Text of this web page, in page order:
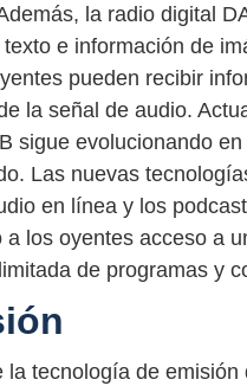
la radio digital
e información de
pueden recibir
la señal de audio.
sigue evolucionando
Las nuevas
en línea y los
a los oyentes acceso a
de programas y
la tecnología de emisión